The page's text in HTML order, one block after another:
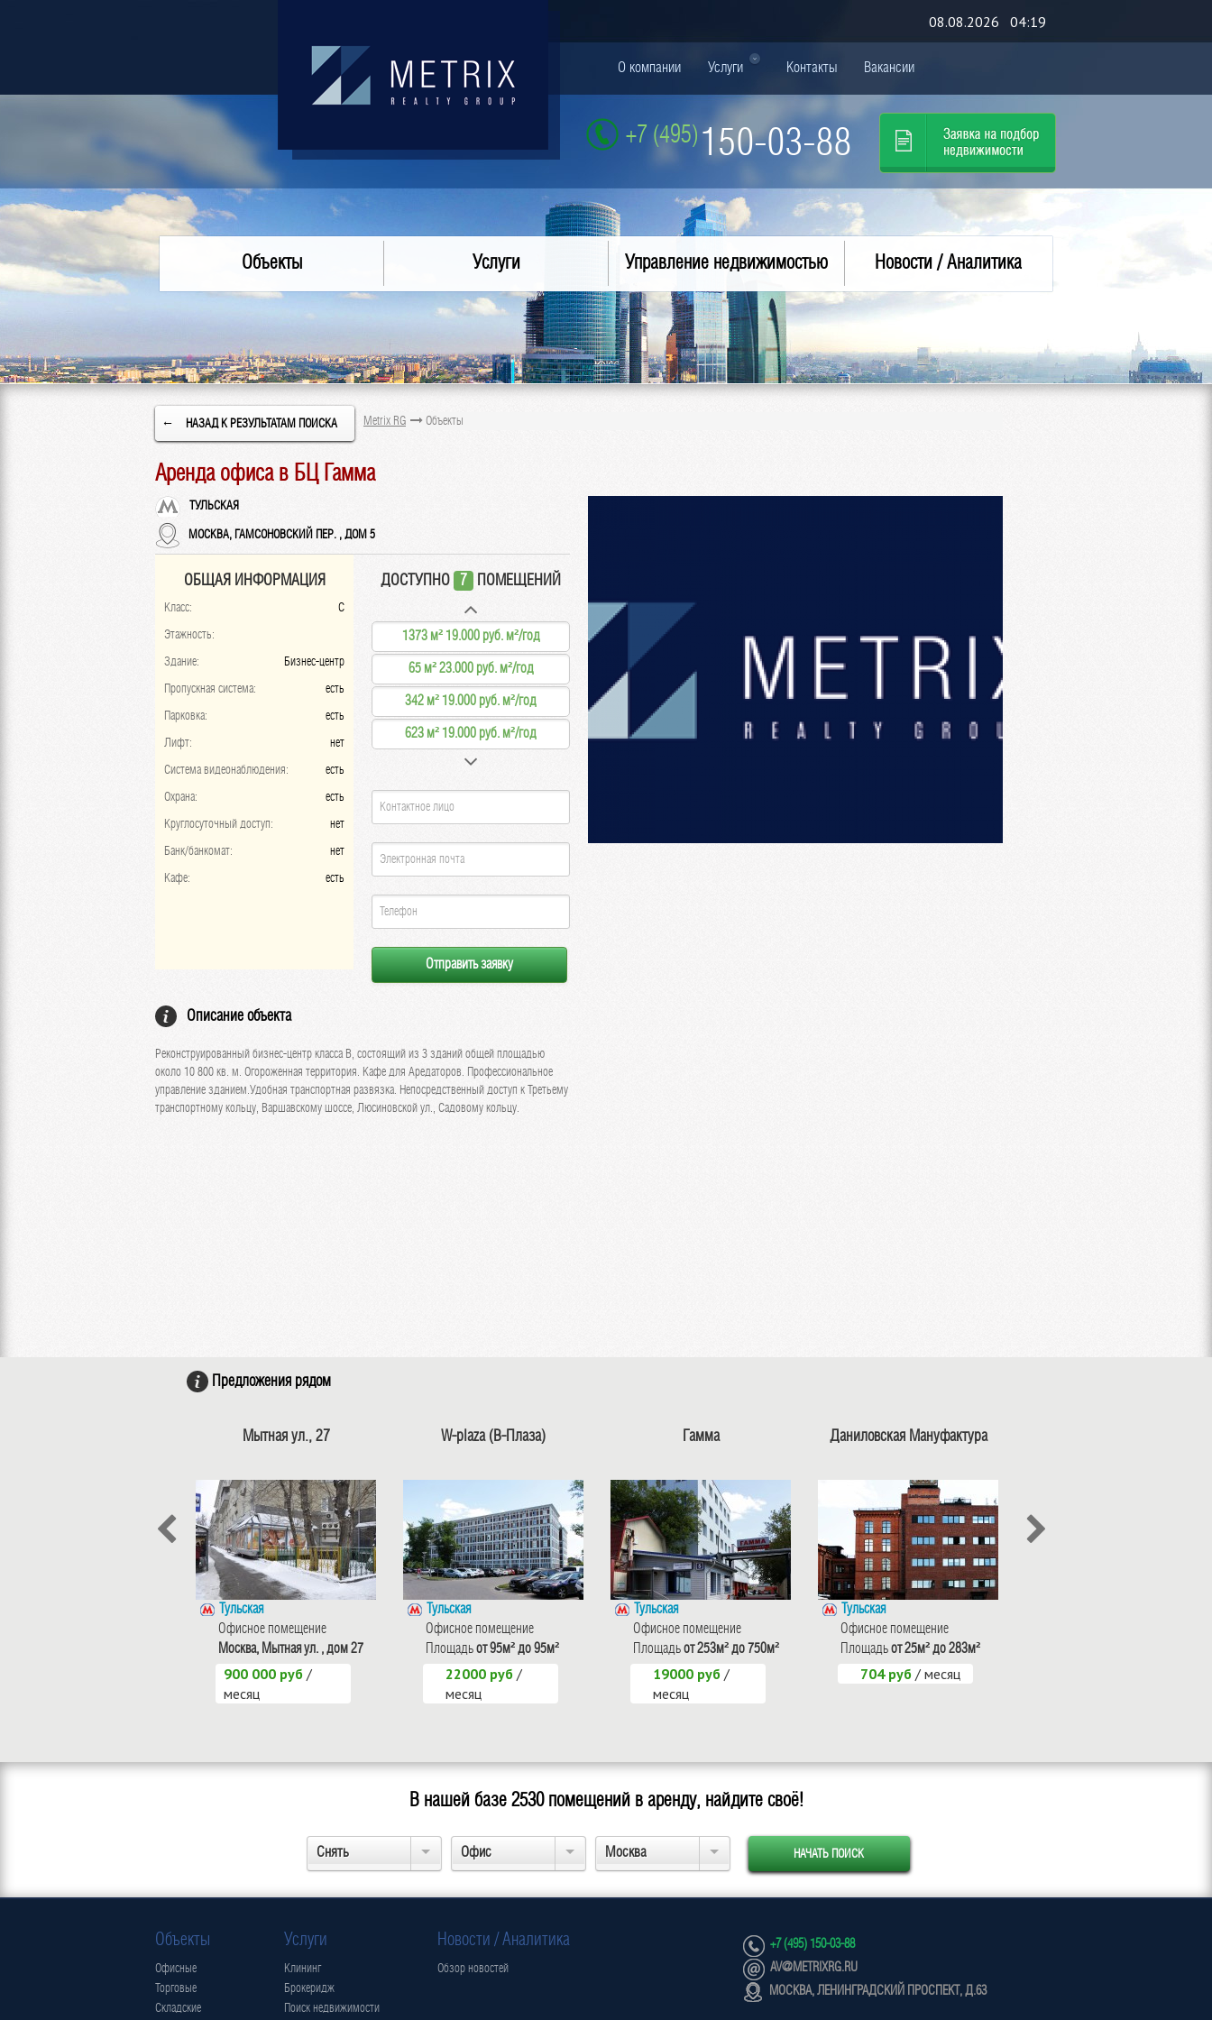
08.08.2026 04:19
О компании Услуги Контакты Вакансии
+7 (495) 150-03-88
Объекты Услуги Управление недвижимостью Новости / Аналитика
← НАЗАД К РЕЗУЛЬТАТАМ ПОИСКА Metrix RG Объекты
Аренда офиса в БЦ Гамма
ТУЛЬСКАЯ
МОСКВА, ГАМСОНОВСКИЙ ПЕР. , ДОМ 5
ОБЩАЯ ИНФОРМАЦИЯ
Класс: C
Этажность:
Здание: Бизнес-центр
Пропускная система: есть
Парковка: есть
Лифт: нет
Система видеонаблюдения: есть
Охрана: есть
Круглосуточный доступ: нет
Банк/банкомат: нет
Кафе: есть
ДОСТУПНО 7 ПОМЕЩЕНИЙ
1373 м² 19.000 руб. м²/год
65 м² 23.000 руб. м²/год
342 м² 19.000 руб. м²/год
623 м² 19.000 руб. м²/год
159 м² 23.000 руб. м²/год
1373 м² 19.000 руб. м²/год
65 м² 23.000 руб. м²/год
342 м² 19.000 руб. м²/год
623 м² 19.000 руб. м²/год
Описание объекта
Реконструированный бизнес-центр класса В, состоящий из 3 зданий общей площадью
около 10 800 кв. м. Огороженная территория. Кафе для Аредаторов. Профессиональное
управление зданием.Удобная транспортная развязка. Непосредственный доступ к Третьему
транспортному кольцу, Варшавскому шоссе, Люсиновской ул., Садовому кольцу.
Предложения рядом
Мытная ул., 27
Тульская
Офисное помещение
Москва, Мытная ул. , дом 27
900 000 руб /
месяц
W-plaza (В-Плаза)
Тульская
Офисное помещение
Площадь от 95м² до 95м²
22000 руб /
месяц
Гамма
Тульская
Офисное помещение
Площадь от 253м² до 750м²
19000 руб /
месяц
Даниловская Мануфактура
Тульская
Офисное помещение
Площадь от 25м² до 283м²
704 руб / месяц
В нашей базе 2530помещений в аренду, найдите своё!
Снять Офис Москва
Объекты
Офисные
Торговые
Складские
Услуги
Клининг
Брокеридж
Поиск недвижимости
Новости / Аналитика
Обзор новостей
+7 (495) 150-03-88
AV@METRIXRG.RU
МОСКВА, ЛЕНИНГРАДСКИЙ ПРОСПЕКТ, Д.63